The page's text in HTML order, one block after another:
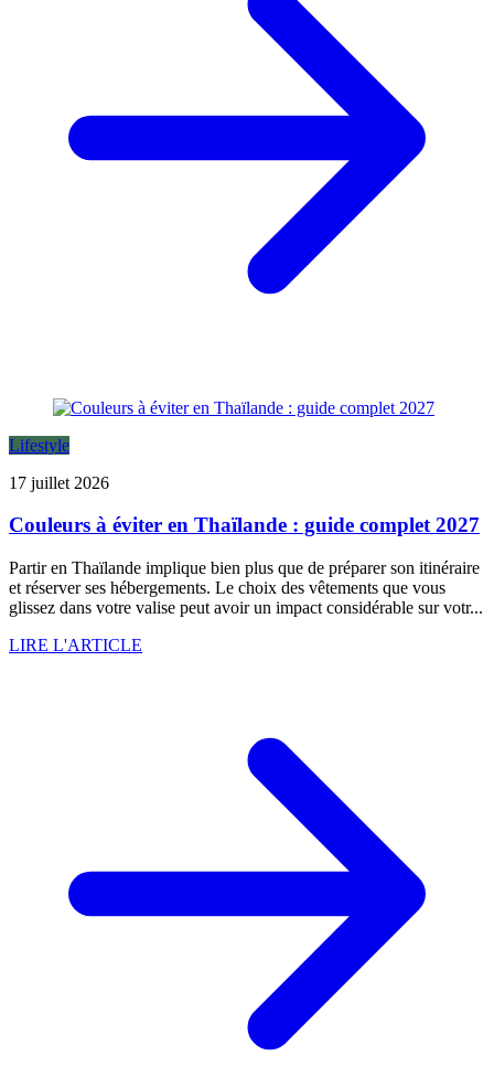
Lifestyle
17 juillet 2026
Couleurs à éviter en Thaïlande : guide complet 2027
Partir en Thaïlande implique bien plus que de préparer son itinéraire
et réserver ses hébergements. Le choix des vêtements que vous
glissez dans votre valise peut avoir un impact considérable sur votr...
LIRE L'ARTICLE